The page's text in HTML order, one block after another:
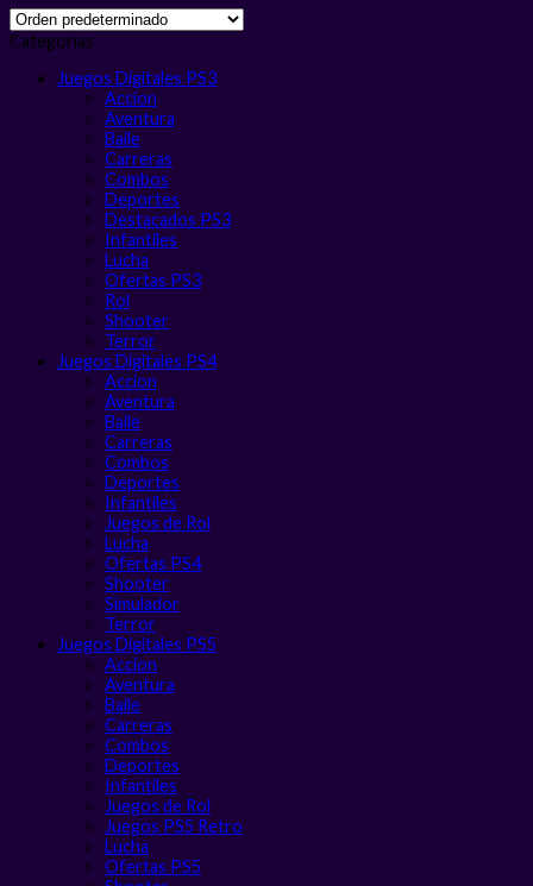
Categorias
Juegos Digitales PS3
Accion
Aventura
Baile
Carreras
Combos
Deportes
Destacados PS3
Infantiles
Lucha
Ofertas PS3
Rol
Shooter
Terror
Juegos Digitales PS4
Accion
Aventura
Baile
Carreras
Combos
Deportes
Infantiles
Juegos de Rol
Lucha
Ofertas PS4
Shooter
Simulador
Terror
Juegos Digitales PS5
Accion
Aventura
Baile
Carreras
Combos
Deportes
Infantiles
Juegos de Rol
Juegos PS5 Retro
Lucha
Ofertas PS5